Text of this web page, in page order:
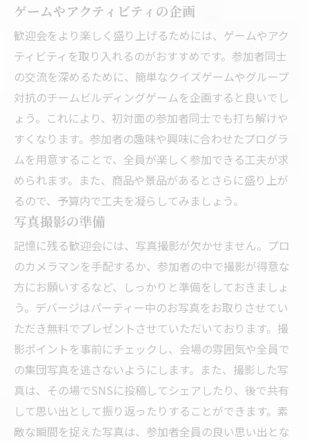
ゲームやアクティビティの企画
歓迎会をより楽しく盛り上げるためには、ゲームやアク
ティビティを取り入れるのがおすすめです。参加者同士
の交流を深めるために、簡単なクイズゲームやグループ
対抗のチームビルディングゲームを企画すると良いでし
ょう。これにより、初対面の参加者同士でも打ち解けや
すくなります。参加者の趣味や興味に合わせたプログラ
ムを用意することで、全員が楽しく参加できる工夫が求
められます。また、商品や景品があるとさらに盛り上が
るので、予算内で工夫を凝らしてみましょう。
写真撮影の準備
記憶に残る歓迎会には、写真撮影が欠かせません。プロ
のカメラマンを手配するか、参加者の中で撮影が得意な
方にお願いするなど、しっかりと準備をしておきましょ
う。デバージはパーティー中のお写真をお取りさせてい
ただき無料でプレゼントさせていただいております。撮
影ポイントを事前にチェックし、会場の雰囲気や全員で
の集団写真を逃さないようにします。また、撮影した写
真は、その場でSNSに投稿してシェアしたり、後で共有
して思い出として振り返ったりすることができます。素
敵な瞬間を捉えた写真は、参加者全員の良い思い出とな